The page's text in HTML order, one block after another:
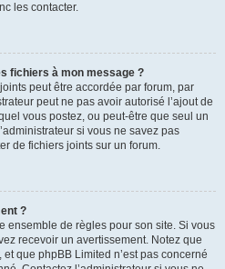
les contacter.
fichiers à mon message ?
peut être accordée par forum, par
peut ne pas avoir autorisé l’ajout de
vous postez, ou peut-être que seul un
si vous ne savez pas
de fichiers joints sur un forum.
?
ensemble de règles pour son site. Si vous
recevoir un avertissement. Notez que
et que phpBB Limited n’est pas concerné